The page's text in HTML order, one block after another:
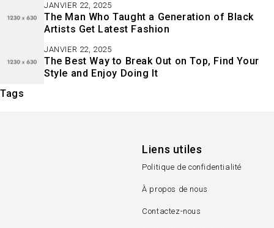
JANVIER 22, 2025
The Man Who Taught a Generation of Black
Artists Get Latest Fashion
JANVIER 22, 2025
The Best Way to Break Out on Top, Find Your
Style and Enjoy Doing It
Tags
Liens utiles
Politique de confidentialité
À propos de nous
Contactez-nous